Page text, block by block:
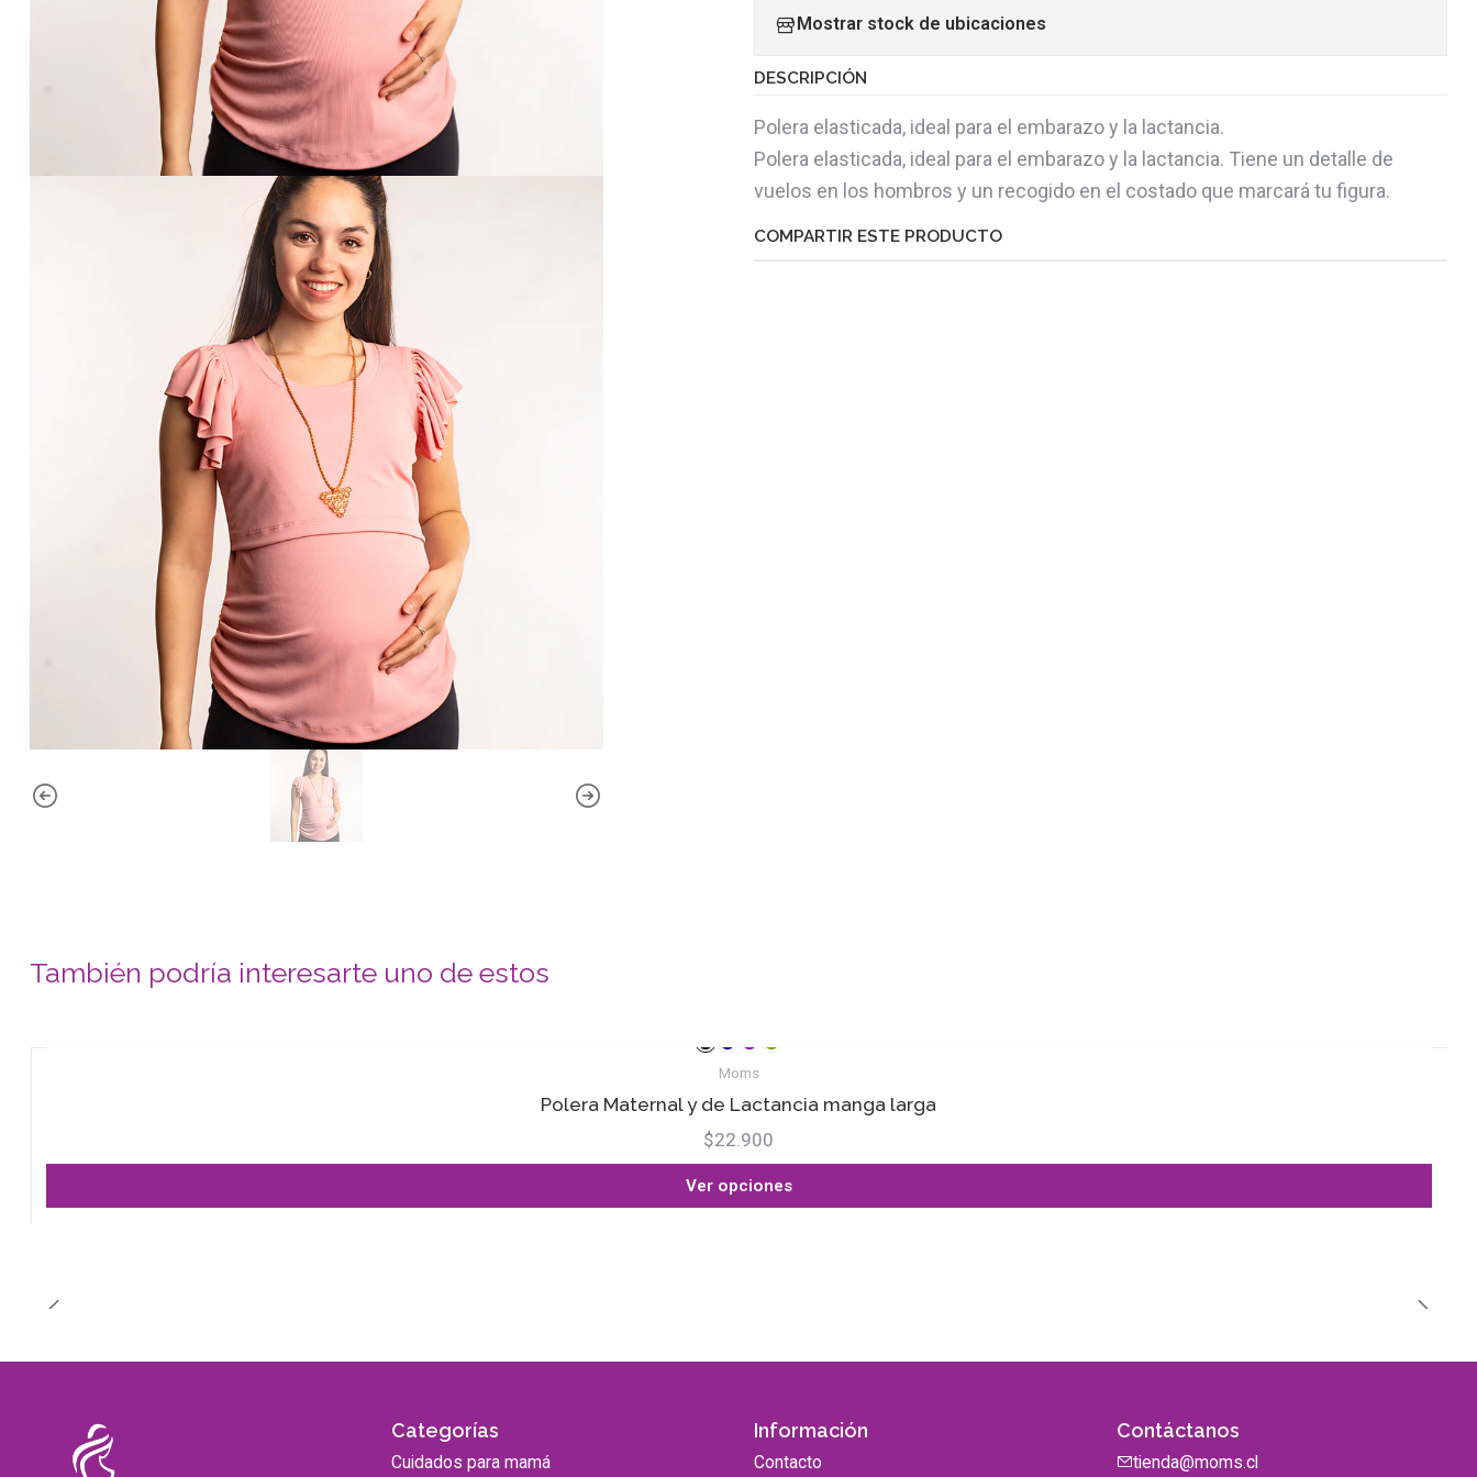
Mostrar stock de ubicaciones
DESCRIPCIÓN
Polera elasticada, ideal para el embarazo y la lactancia.
Polera elasticada, ideal para el embarazo y la lactancia. Tiene un detalle de
vuelos en los hombros y un recogido en el costado que marcará tu figura.
COMPARTIR ESTE PRODUCTO
También podría interesarte uno de estos
Moms
Polera Maternal y de Lactancia manga larga
$22.900
Ver opciones
Categorías
Cuidados para mamá
Información
Contacto
Contáctanos
tienda@moms.cl